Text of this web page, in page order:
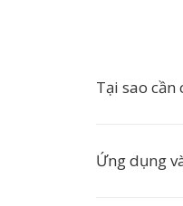
Tại sao cần
Ứng dụng